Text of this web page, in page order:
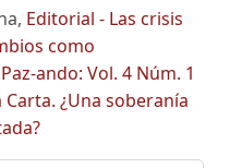
Editorial - Las crisis
como
ando: Vol. 4 Núm. 1
Carta. ¿Una soberanía